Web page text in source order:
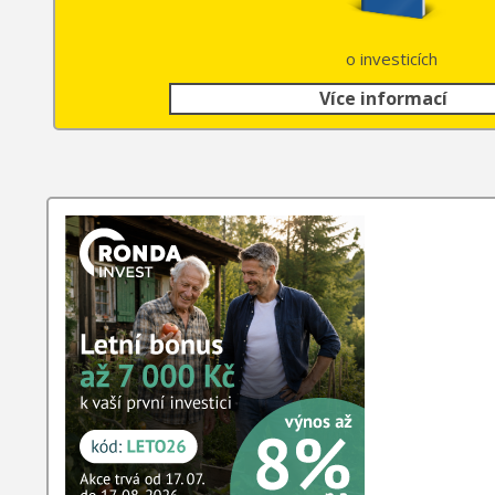
o investicích
Více informací